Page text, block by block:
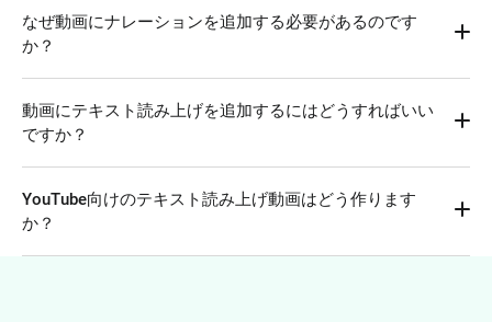
者でも専門知識なしで簡単にナレーションを作成できます。
なぜ動画にナレーションを追加する必要があるのです
か？
り、視聴者の興味も高まります。ナレーションによって動画
の重要なポイントを伝えやすくなり、内容をより理解しても
らえます。そのため、より多くの人にとって見やすく魅力的
動画にテキスト読み上げを追加するにはどうすればいい
ですか？
成された音声は「メディア」に保存されます。その後、動画
に追加して、映像に合わせて調整してください。
YouTube向けのテキスト読み上げ動画はどう作ります
か？